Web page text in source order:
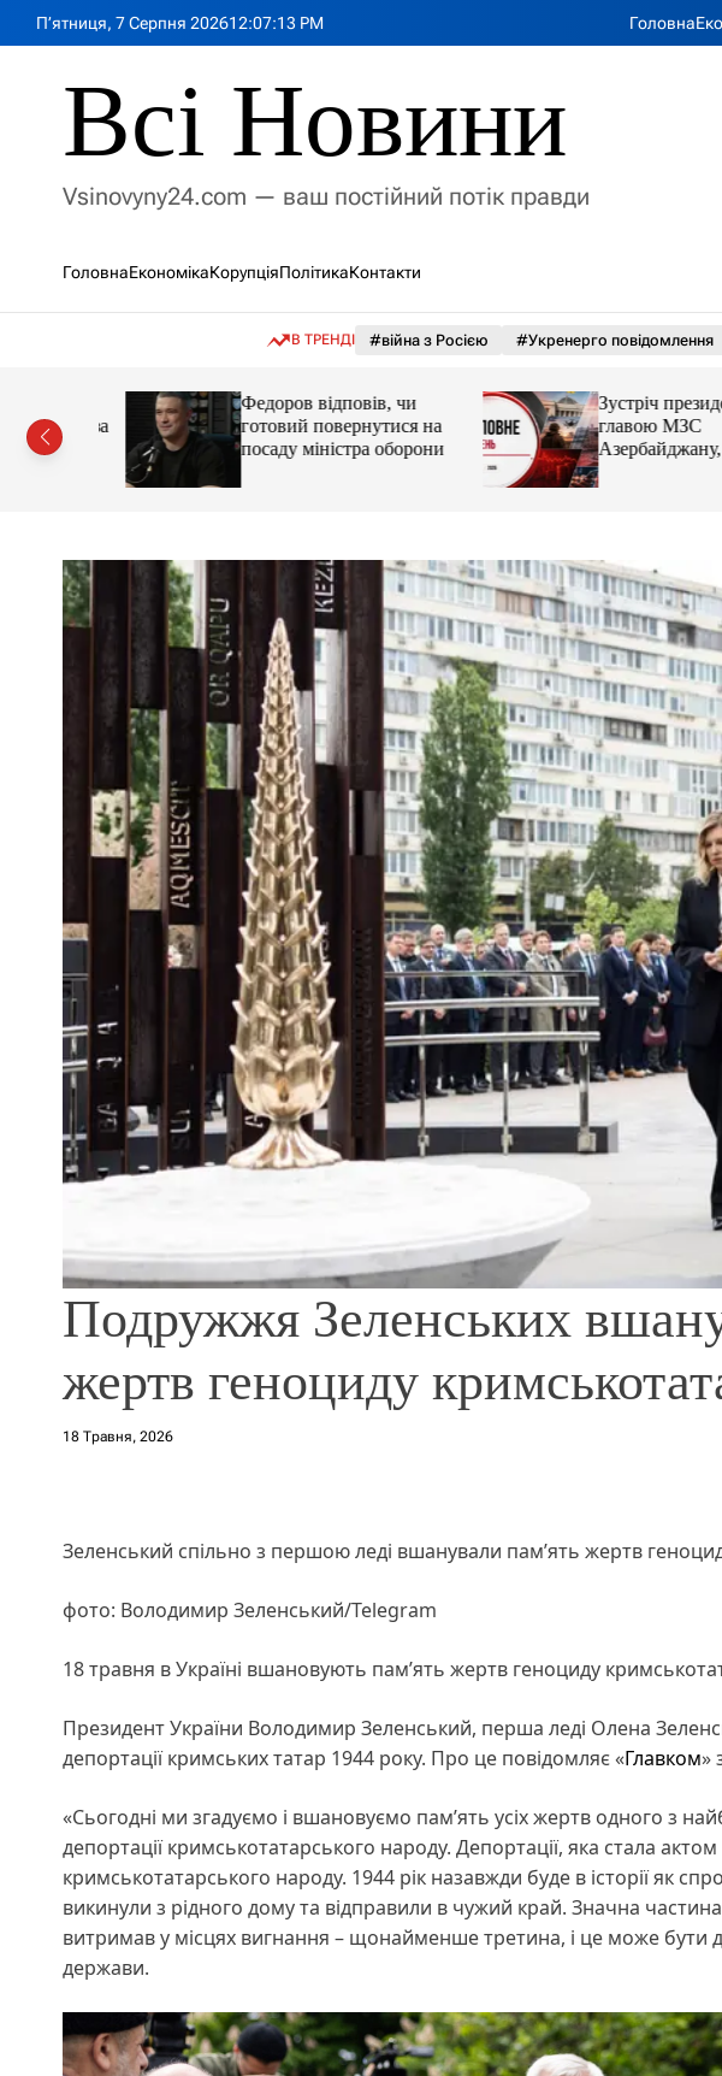
П’ятниця, 7 Серпня 202612:07:15 PM Головна
Всі Новини
Vsinovyny24.com — ваш постійний потік правди
ГоловнаЕкономікаКорупціяПолітикаКонтакти
В ТРЕНДІ #війна з Росією #Укренерго повідомлення
за
Федоров відповів, чи
готовий повернутися на
посаду міністра оборони
Зустріч
главою МЗС
Азербайджану,
Україні. Головне
серпня 2026
Подружжя Зеленських
жертв геноциду
18 Травня, 2026
Зеленський спільно з першою леді вшанували пам’ять жертв
фото: Володимир Зеленський/Telegram
18 травня в Україні вшановують пам’ять жертв геноциду
Президент України Володимир Зеленський, перша леді Олена
депортації кримських татар 1944 року. Про це повідомляє «Главком»
«Сьогодні ми згадуємо і вшановуємо памʼять усіх жертв одного з
депортації кримськотатарського народу. Депортації, яка стала
кримськотатарського народу. 1944 рік назавжди буде в історії як
викинули з рідного дому та відправили в чужий край. Значна
витримав у місцях вигнання – щонайменше третина, і це може бути
держави.